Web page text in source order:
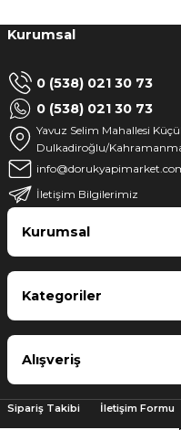
Kurumsal
0 (538) 021 30 73
0 (538) 021 30 73
Yavuz Selim Mahallesi
Dulkadiroğlu/
İletişim Bilgilerimiz
Kurumsal
Kategoriler
Alışveriş
Sipariş Takibi İletişim Formu